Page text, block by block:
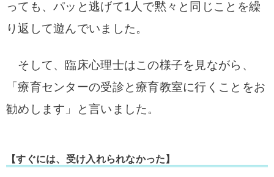
っても、パッと逃げて1人で黙々と同じことを繰
り返して遊んでいました。
そして、臨床心理士はこの様子を見ながら、
「療育センターの受診と療育教室に行くことをお
勧めします」と言いました。
【すぐには、受け入れられなかった】